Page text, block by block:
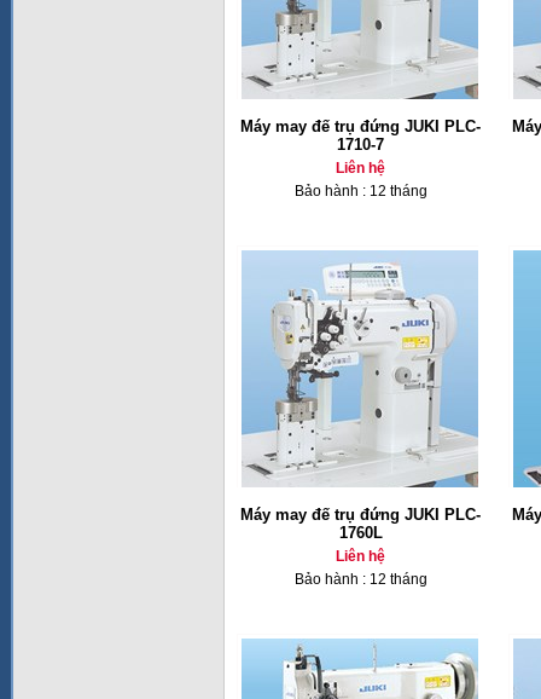
Máy may đế trụ đứng JUKI PLC-
1710-7
Liên hệ
Bảo hành : 12 tháng
Máy may đế trụ đứng JUKI PLC-
1760L
Liên hệ
Bảo hành : 12 tháng